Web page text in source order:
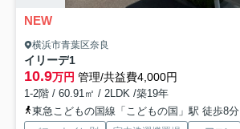
NEW
横浜市青葉区奈良
イリーデ1
10.9万円 管理/共益費4,000円
1-2階 / 60.91㎡ / 2LDK /築19年
東急こどもの国線「こどもの国」駅 徒歩8分